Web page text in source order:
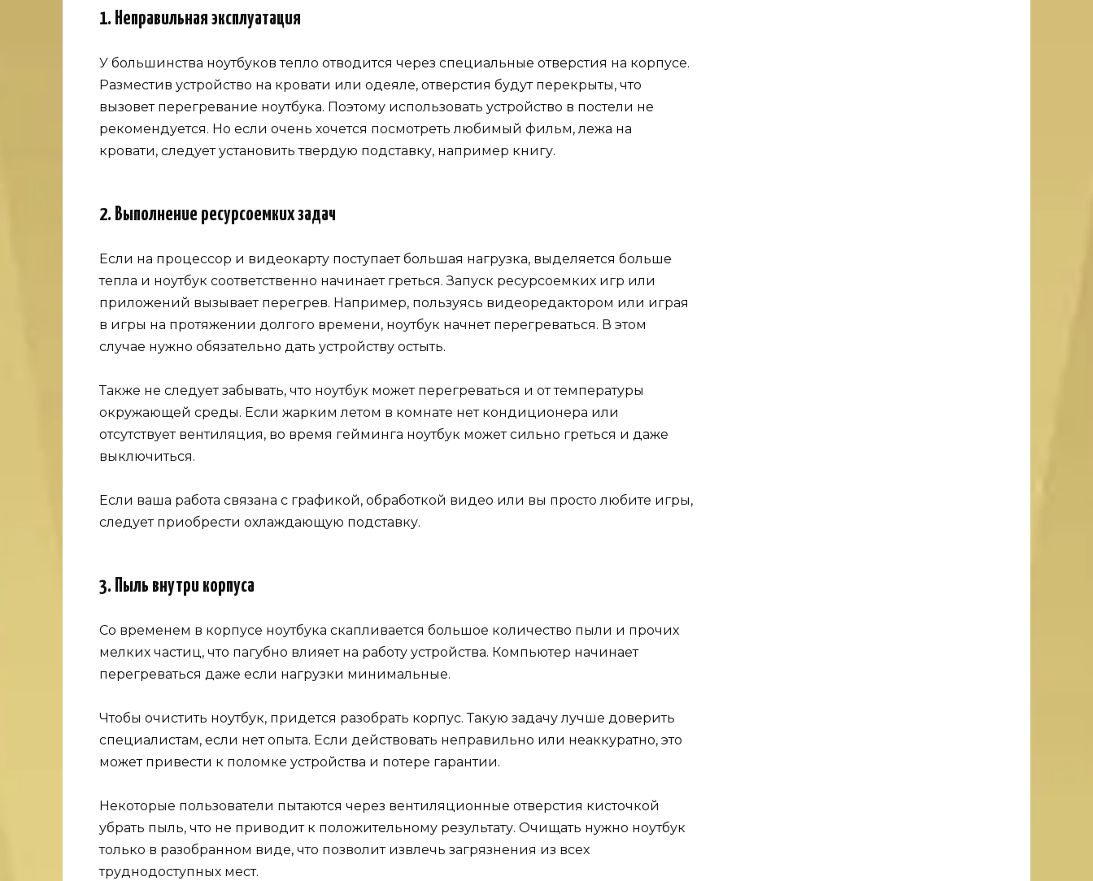
1. Неправильная эксплуатация
У большинства ноутбуков тепло отводится через специальные отверстия на корпусе.
Разместив устройство на кровати или одеяле, отверстия будут перекрыты, что
вызовет перегревание ноутбука. Поэтому использовать устройство в постели не
рекомендуется. Но если очень хочется посмотреть любимый фильм, лежа на
кровати, следует установить твердую подставку, например книгу.
2. Выполнение ресурсоемких задач
Если на процессор и видеокарту поступает большая нагрузка, выделяется больше
тепла и ноутбук соответственно начинает греться. Запуск ресурсоемких игр или
приложений вызывает перегрев. Например, пользуясь видеоредактором или играя
в игры на протяжении долгого времени, ноутбук начнет перегреваться. В этом
случае нужно обязательно дать устройству остыть.
Также не следует забывать, что ноутбук может перегреваться и от температуры
окружающей среды. Если жарким летом в комнате нет кондиционера или
отсутствует вентиляция, во время гейминга ноутбук может сильно греться и даже
выключиться.
Если ваша работа связана с графикой, обработкой видео или вы просто любите игры,
следует приобрести охлаждающую подставку.
3. Пыль внутри корпуса
Со временем в корпусе ноутбука скапливается большое количество пыли и прочих
мелких частиц, что пагубно влияет на работу устройства. Компьютер начинает
перегреваться даже если нагрузки минимальные.
Чтобы очистить ноутбук, придется разобрать корпус. Такую задачу лучше доверить
специалистам, если нет опыта. Если действовать неправильно или неаккуратно, это
может привести к поломке устройства и потере гарантии.
Некоторые пользователи пытаются через вентиляционные отверстия кисточкой
убрать пыль, что не приводит к положительному результату. Очищать нужно ноутбук
только в разобранном виде, что позволит извлечь загрязнения из всех
труднодоступных мест.